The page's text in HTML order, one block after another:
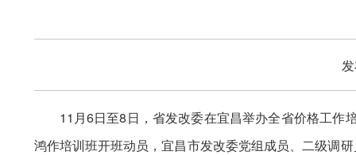
11月6日至8日，省发改委在宜昌举办全省价格工作
鸿作培训班开班动员，宜昌市发改委党组成员、二级调